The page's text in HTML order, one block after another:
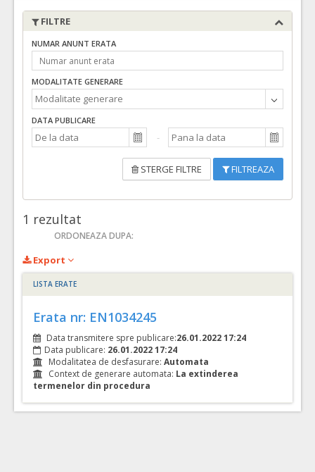
FILTRE
NUMAR ANUNT ERATA
MODALITATE GENERARE
DATA PUBLICARE
STERGE FILTRE FILTREAZA
1 rezultat
ORDONEAZA DUPA:
Export
LISTA ERATE
Erata nr: EN1034245
Data transmitere spre publicare:26.01.2022 17:24
Data publicare: 26.01.2022 17:24
Modalitatea de desfasurare: Automata
Context de generare automata: La extinderea
termenelor din procedura